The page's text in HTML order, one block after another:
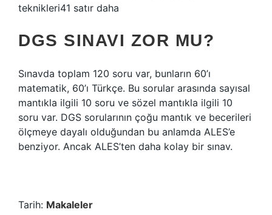
teknikleri41 satır daha
DGS SINAVI ZOR MU?
Sınavda toplam 120 soru var, bunların 60’ı
matematik, 60’ı Türkçe. Bu sorular arasında sayısal
mantıkla ilgili 10 soru ve sözel mantıkla ilgili 10
soru var. DGS sorularının çoğu mantık ve becerileri
ölçmeye dayalı olduğundan bu anlamda ALES’e
benziyor. Ancak ALES’ten daha kolay bir sınav.
Tarih: Makaleler